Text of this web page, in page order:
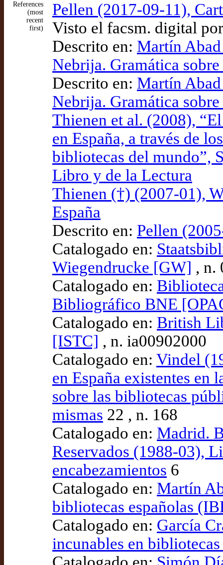
References
(most
recent
first)
Pellen (2017-09-11),
Visto el facsm. digital
Descrito en: Martín
Nebrija. Gramática
Descrito en: Martín
Nebrija. Gramática
Thienen et al. (2008),
en España, a través de
bibliotecas del mundo”,
Libro y de la Lectura
Thienen (†) (2007-01),
España
Descrito en: Pellen
Catalogado en:
Wiegendrucke [GW] , n.
Catalogado en:
Bibliográfico BNE
Catalogado en: British
[ISTC] , n. ia00902000
Catalogado en: Vindel
en España existentes en
sobre las bibliotecas
mismas 22 , n. 168
Catalogado en: Madrid.
Reservados (1988-03),
encabezamientos 6
Catalogado en: Martín
bibliotecas españolas
Catalogado en: García
incunables en